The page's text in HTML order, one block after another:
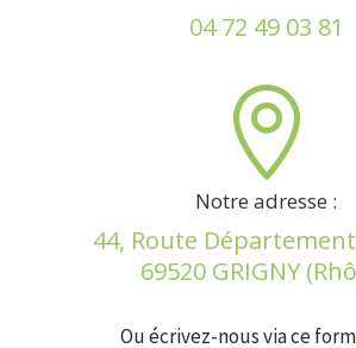
04 72 49 03 81

Notre adresse :
44, Route
69520 GRIGNY
Ou écrivez-nous via ce